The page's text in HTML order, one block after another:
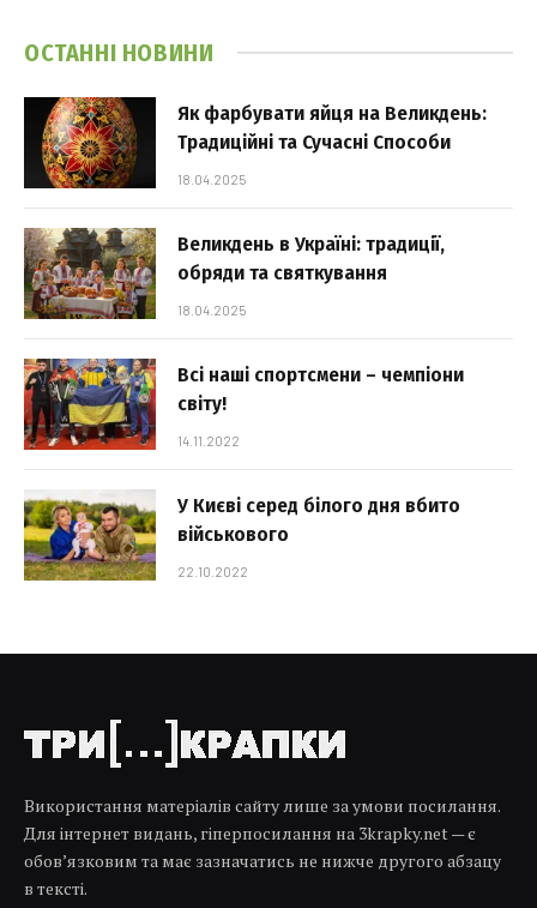
ОСТАННІ НОВИНИ
Як фарбувати яйця на Великдень:
Традиційні та Сучасні Способи
18.04.2025
Великдень в Україні: традиції,
обряди та святкування
18.04.2025
Всі наші спортсмени – чемпіони
світу!
14.11.2022
У Києві серед білого дня вбито
військового
22.10.2022
Використання матеріалів сайту лише за умови посилання.
Для інтернет видань, гіперпосилання на 3krapky.net — є
обов’язковим та має зазначатись не нижче другого абзацу
в тексті.